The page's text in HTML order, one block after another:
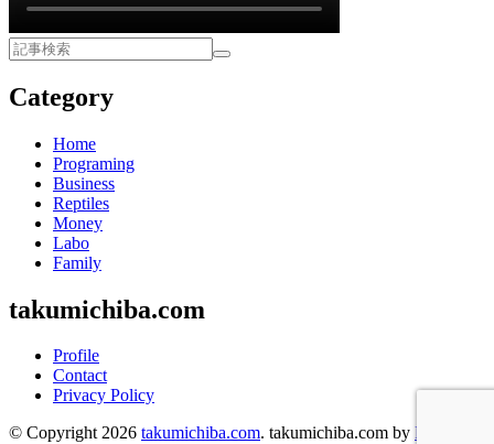
Category
Home
Programing
Business
Reptiles
Money
Labo
Family
takumichiba.com
Profile
Contact
Privacy Policy
© Copyright 2026 takumichiba.com. takumichiba.com by FIT-Web